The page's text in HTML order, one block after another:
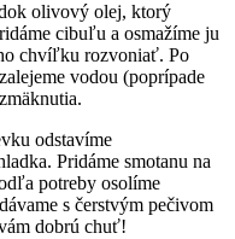
olivový olej, ktorý
cibuľu a osmažíme ju
chvíľku rozvoniať. Po
vodou (poprípade
odstavíme
Pridáme smotanu na
potreby osolíme
s čerstvým pečivom
dobrú chuť!